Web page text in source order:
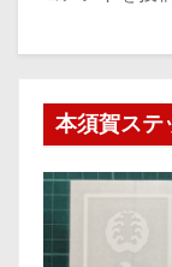
本須賀ステ